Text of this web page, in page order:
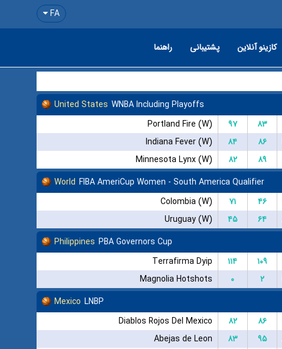
FA
کازینو آنلاین پشتیبانی راهنما
United States WNBA Including Playoffs
Portland Fire (W)
۹۷ ۸۳
Indiana Fever (W)
۸۴ ۸۶
Minnesota Lynx (W)
۸۲ ۸۹
World FIBA AmeriCup Women - South America Qualifier
Colombia (W)
۷۱ ۴۶
Uruguay (W)
۴۵ ۶۴
Philippines PBA Governors Cup
Terrafirma Dyip
۱۱۴ ۱۰۹
Magnolia Hotshots
۰ ۲
Mexico LNBP
Diablos Rojos Del Mexico
۸۲ ۸۶
Abejas de Leon
۸۳ ۹۵